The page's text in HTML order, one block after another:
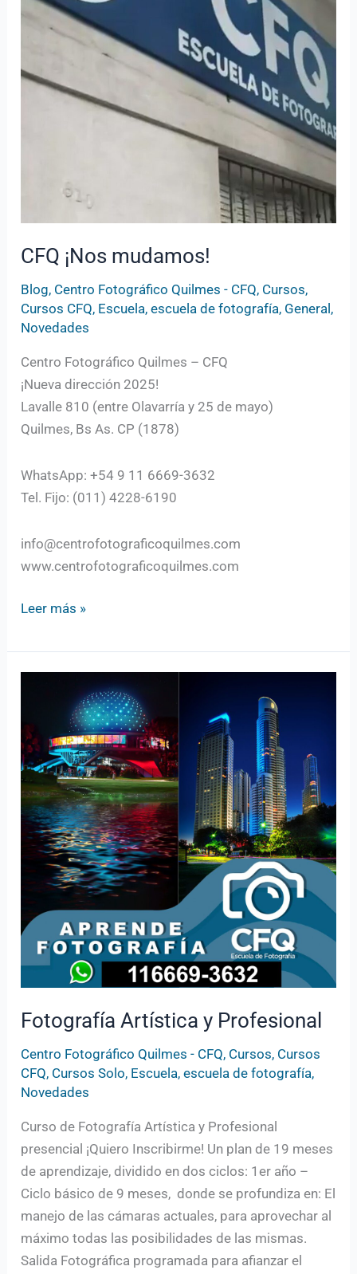
CFQ ¡Nos mudamos!
Blog, Centro Fotográfico Quilmes - CFQ, Cursos,
Cursos CFQ, Escuela,escuela de fotografía, General ,
Novedades
Centro Fotográfico Quilmes – CFQ
¡Nueva dirección 2025!
Lavalle 810 (entre Olavarría y 25 de mayo)
Quilmes, Bs As. CP (1878)
WhatsApp: +54 9 11 6669-3632
Tel. Fijo: (011) 4228-6190
info@centrofotograficoquilmes.com
www.centrofotograficoquilmes.com
Leer más »
Fotografía Artística y Profesional
Centro Fotográfico Quilmes - CFQ, Cursos, Cursos
CFQ, Cursos Solo, Escuela,escuela de fotografía,
Novedades
Curso de Fotografía Artística y Profesional
presencial ¡Quiero Inscribirme! Un plan de 19 meses
de aprendizaje, dividido en dos ciclos: 1er año –
Ciclo básico de 9 meses, donde se profundiza en: El
manejo de las cámaras actuales, para aprovechar al
máximo todas las posibilidades de las mismas.
Salida Fotográfica programada para afianzar el
y
Profesional